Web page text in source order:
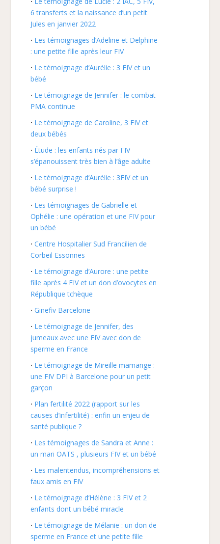
6 transferts et la naissance d’un petit
Jules en janvier 2022
Les témoignages d’Adeline et Delphine
: une petite fille après leur FIV
Le témoignage d’Aurélie : 3 FIV et un
bébé
Le témoignage de Jennifer : le combat
PMA continue
Le témoignage de Caroline, 3 FIV et
deux bébés
Étude : les enfants nés par FIV
s’épanouissent très bien à l’âge adulte
Le témoignage d’Aurélie : 3FIV et un
bébé surprise !
Les témoignages de Gabrielle et
Ophélie : une opération et une FIV pour
un bébé
Centre Hospitalier Sud Francilien de
Corbeil Essonnes
Le témoignage d’Aurore : une petite
fille après 4 FIV et un don d’ovocytes en
République tchèque
Ginefiv Barcelone
Le témoignage de Jennifer, des
jumeaux avec une FIV avec don de
sperme en France
Le témoignage de Mireille mamange :
une FIV DPI à Barcelone pour un petit
garçon
Plan fertilité 2022 (rapport sur les
causes d’infertilité) : enfin un enjeu de
santé publique ?
Les témoignages de Sandra et Anne :
un mari OATS , plusieurs FIV et un bébé
Les malentendus, incompréhensions et
faux amis en FIV
Le témoignage d’Hélène : 3 FIV et 2
enfants dont un bébé miracle
Le témoignage de Mélanie : un don de
sperme en France et une petite fille